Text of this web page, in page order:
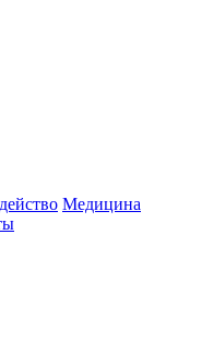
Медицина